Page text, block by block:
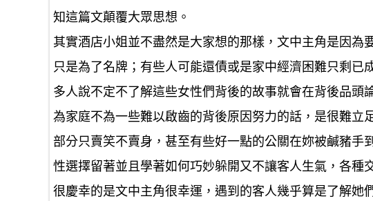
知這篇文顛覆大眾思想。
其實酒店小姐並不盡然是大家想的那樣，文中主角是因為
只是為了名牌；有些人可能還債或是家中經濟困難只剩已
多人說不定不了解這些女性們背後的故事就會在背後品頭
為家庭不為一些難以啟齒的背後原因努力的話，是很難立
部分只賣笑不賣身，甚至有些好一點的公關在妳被鹹豬手
性選擇留著並且學著如何巧妙躲開又不讓客人生氣，各種
很慶幸的是文中主角很幸運，遇到的客人幾乎算是了解她